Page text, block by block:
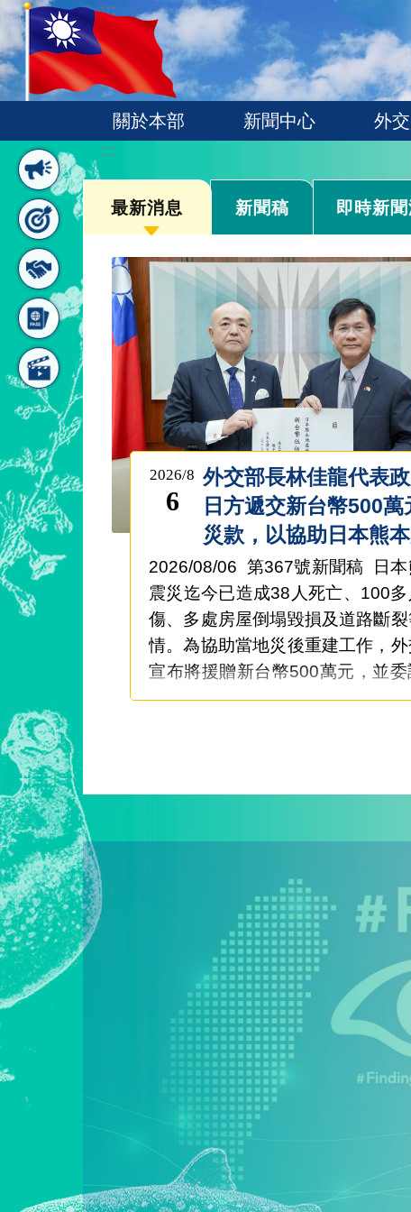
跳到主要內容區塊
:::
關於本部 新聞中心 外
:::
最新消息 新聞稿 即時新
外交部長林佳龍代表
日方遞交新台幣500萬
災款，以協助日本熊
重建工作
2026/8
6
2026/08/06 第367號新聞稿 日本
震災迄今已造成38人死亡、100多
傷、多處房屋倒塌毀損及道路斷裂
情。為協助當地災後重建工作，外
宣布將援贈新台幣500萬元，並委
款專責 ...更多